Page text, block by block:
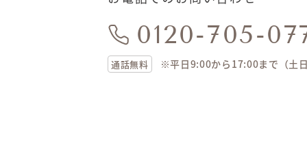
0120-705-
通話無料 ※平日9:00から17:00まで（土日